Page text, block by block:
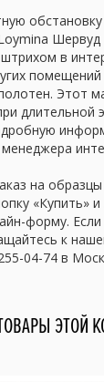
Шервуд
в
Этот
длительной
на образцы
«Купить» и
форму.
к
04-74 в
ЭТОЙ